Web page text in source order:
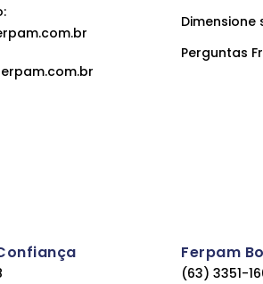
Perguntas
Ferpam
(63) 3351-